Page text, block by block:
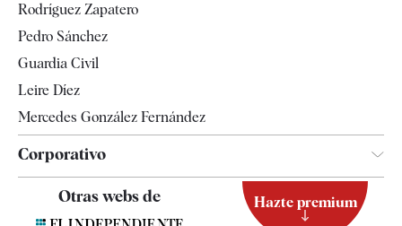
Televisión
Rodríguez Zapatero
Pedro Sánchez
Guardia Civil
Leire Díez
Mercedes González Fernández
Corporativo
Contacto
Otras webs de Hazte premium